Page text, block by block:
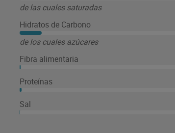
de las cuales saturadas
Hidratos de Carbono
de los cuales azúcares
Fibra alimentaria
Proteínas
Sal